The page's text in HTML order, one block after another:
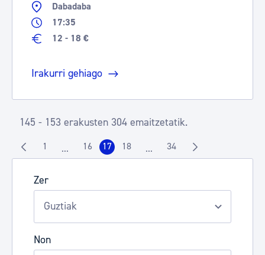
Zer
Non
Dabadaba
17:35
12 - 18 €
Irakurri gehiago
145 - 153 erakusten 304 emaitzetatik.
Orrialdea
1 ...Intermediate Pages Use TAB to navigate.
Orrialdea
16 Orrialdea
17 Orrialdea
18 ...Intermediate Pages Use TAB
Orrialdea
34